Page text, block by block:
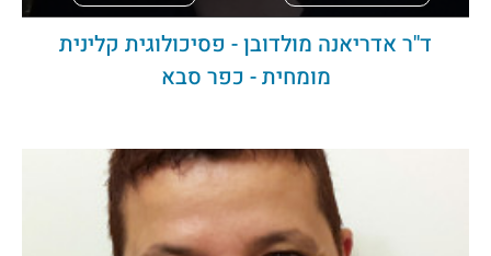
ד''ר אדריאנה מולדובן - פסיכולוגית קלינית
מומחית - כפר סבא